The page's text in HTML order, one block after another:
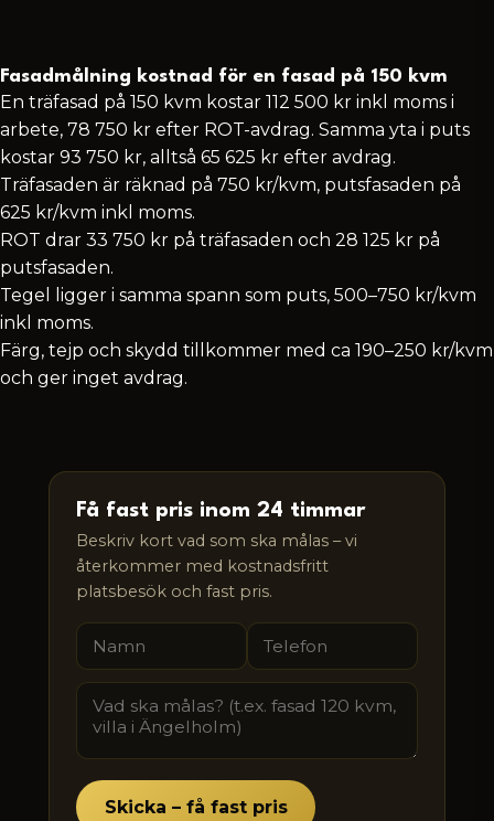
Fasadmålning kostnad för en fasad på 150 kvm
En träfasad på 150 kvm kostar 112 500 kr inkl moms i
arbete, 78 750 kr efter ROT-avdrag. Samma yta i puts
kostar 93 750 kr, alltså 65 625 kr efter avdrag.
Träfasaden är räknad på 750 kr/kvm, putsfasaden på
625 kr/kvm inkl moms.
ROT drar 33 750 kr på träfasaden och 28 125 kr på
putsfasaden.
Tegel ligger i samma spann som puts, 500–750 kr/kvm
inkl moms.
Färg, tejp och skydd tillkommer med ca 190–250 kr/kvm
och ger inget avdrag.
Få fast pris inom 24 timmar
Beskriv kort vad som ska målas – vi
återkommer med kostnadsfritt
platsbesök och fast pris.
Skicka – få fast pris